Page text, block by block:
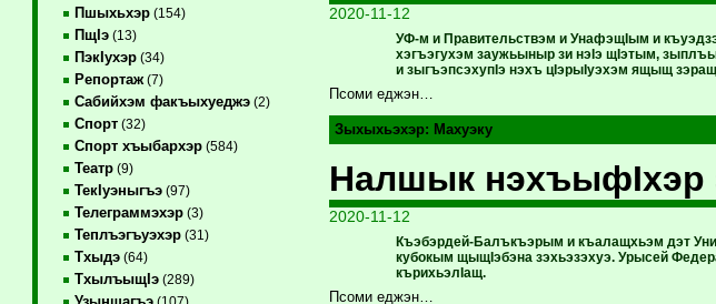
Пшыхьхэр(154)
ПщIэ(13)
ПэкIухэр(34)
Репортаж(7)
Сабийхэм факъыхуеджэ(2)
Спорт(32)
Спорт хъыбархэр(584)
Театр(9)
ТекIуэныгъэ(97)
Телеграммэхэр(3)
Теплъэгъуэхэр(31)
Тхыдэ(64)
ТхылъыщIэ(289)
(107)
2020-11-12
УФ-м и Правительствэм и УнафэщIым и
хэгъэгухэм заужьыныр зи нэIэ щIэтым,
и зыгъэпсэхупIэ нэхъ цIэрыIуэхэм ящыщ
Псоми еджэн…
Зыхыхьэхэр: Махуэку
Налшык нэхъыфIхэр
2020-11-12
Къэбэрдей-Балъкъэрым и къалащхьэм дэт
кубокым щыщIэбэна зэхьэзэхуэ. Урысей
кърихьэлIащ.
Псоми еджэн…